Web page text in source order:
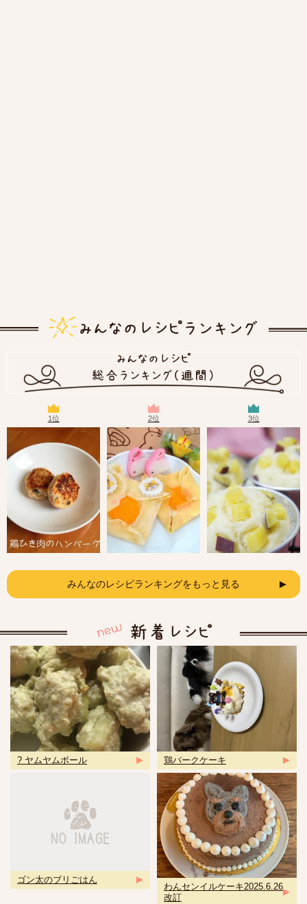
1位 2位 3位
みんなのレシピランキングをもっと見る
? ヤムヤムボール 鶏バークケーキ
ゴン太のブリごはん
わんセンイルケーキ2025.6.26
改訂